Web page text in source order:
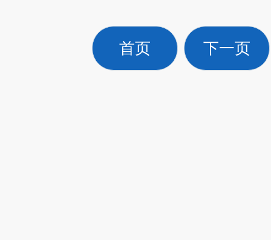
首页 下一页